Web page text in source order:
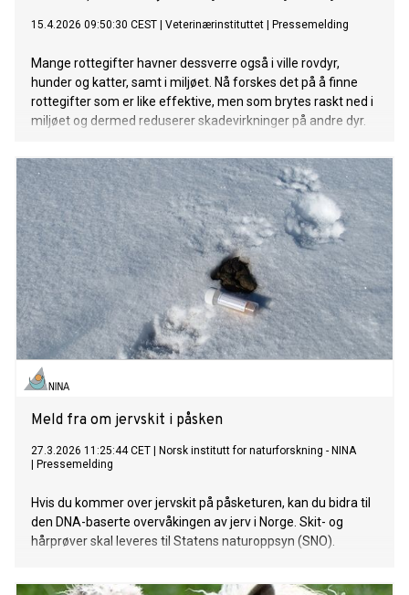
15.4.2026 09:50:30 CEST Veterinærinstituttet Pressemelding
Mange rottegifter havner dessverre også i ville rovdyr,
hunder og katter, samt i miljøet. Nå forskes det på å finne
rottegifter som er like effektive, men som brytes raskt ned i
miljøet og dermed reduserer skadevirkninger på andre dyr.
Meld fra om jervskit i påsken
27.3.2026 11:25:44 CET
Norsk institutt for naturforskning - NINA
Pressemelding
Hvis du kommer over jervskit på påsketuren, kan du bidra til
den DNA-baserte overvåkingen av jerv i Norge. Skit- og
hårprøver skal leveres til Statens naturoppsyn (SNO).